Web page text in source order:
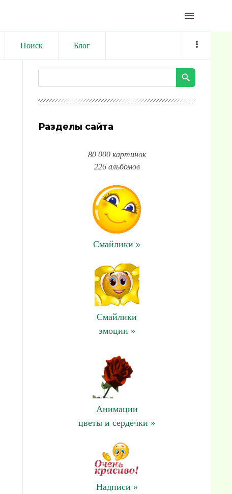
menu
Поиск Блог
Разделы сайта
80 000 картинок
226 альбомов
Смайлики »
Смайлики
эмоции »
Анимации
цветы и сердечки »
Надписи »